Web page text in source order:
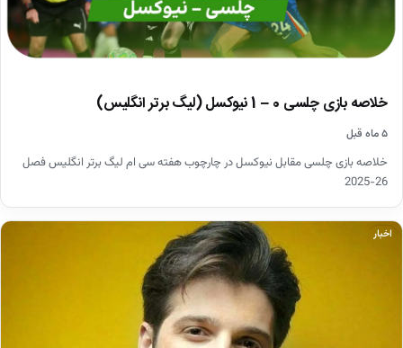
خلاصه بازی چلسی 0 – 1 نیوکسل (لیگ برتر انگلیس)
۵ ماه قبل
خلاصه بازی چلسی مقابل نیوکسل در چارچوب هفته سی ام لیگ برتر انگلیس فصل
26-2025
اخبار